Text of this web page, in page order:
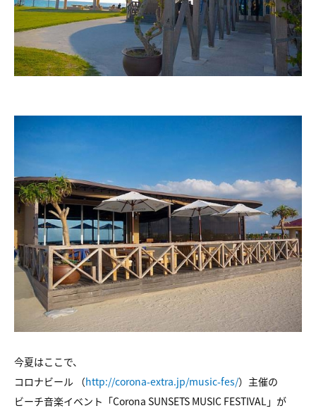
今夏はここで、
コロナビール （http://corona-extra.jp/music-fes/）主催の
ビーチ音楽イベント「Corona SUNSETS MUSIC FESTIVAL」が